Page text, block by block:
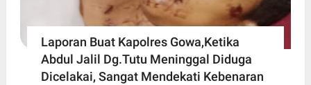
Laporan Buat Kapolres Gowa,Ketika
Abdul Jalil Dg.Tutu Meninggal Diduga
Dicelakai, Sangat Mendekati Kebenaran